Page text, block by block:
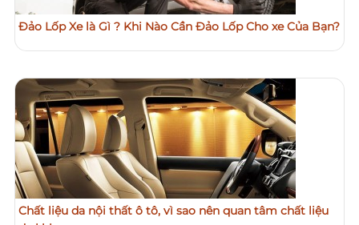
Đảo Lốp Xe là Gì ? Khi Nào Cần Đảo Lốp Cho xe Của Bạn?
Chất liệu da nội thất ô tô, vì sao nên quan tâm chất liệu